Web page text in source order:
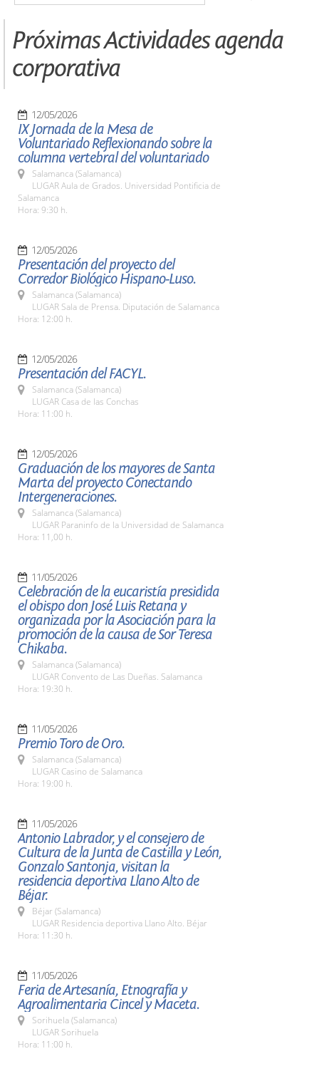
Próximas Actividades agenda
corporativa
12/05/2026
IX Jornada de la Mesa de
Voluntariado Reflexionando sobre la
columna vertebral del voluntariado
Salamanca (Salamanca)
LUGAR Aula de Grados. Universidad Pontificia de
Salamanca
Hora: 9:30 h.
12/05/2026
Presentación del proyecto del
Corredor Biológico Hispano-Luso.
Salamanca (Salamanca)
LUGAR Sala de Prensa. Diputación de Salamanca
Hora: 12:00 h.
12/05/2026
Presentación del FACYL.
Salamanca (Salamanca)
LUGAR Casa de las Conchas
Hora: 11:00 h.
12/05/2026
Graduación de los mayores de Santa
Marta del proyecto Conectando
Intergeneraciones.
Salamanca (Salamanca)
LUGAR Paraninfo de la Universidad de Salamanca
Hora: 11,00 h.
11/05/2026
Celebración de la eucaristía presidida
el obispo don José Luis Retana y
organizada por la Asociación para la
promoción de la causa de Sor Teresa
Chikaba.
Salamanca (Salamanca)
LUGAR Convento de Las Dueñas. Salamanca
Hora: 19:30 h.
11/05/2026
Premio Toro de Oro.
Salamanca (Salamanca)
LUGAR Casino de Salamanca
Hora: 19:00 h.
11/05/2026
Antonio Labrador, y el consejero de
Cultura de la Junta de Castilla y León,
Gonzalo Santonja, visitan la
residencia deportiva Llano Alto de
Béjar.
Béjar (Salamanca)
LUGAR Residencia deportiva Llano Alto. Béjar
Hora: 11:30 h.
11/05/2026
Feria de Artesanía, Etnografía y
Agroalimentaria Cincel y Maceta.
Sorihuela (Salamanca)
LUGAR Sorihuela
Hora: 11:00 h.